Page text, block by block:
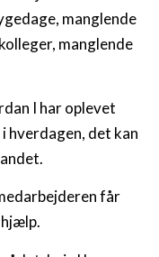
manglende
manglende
I har oplevet
hverdagen, det kan
får